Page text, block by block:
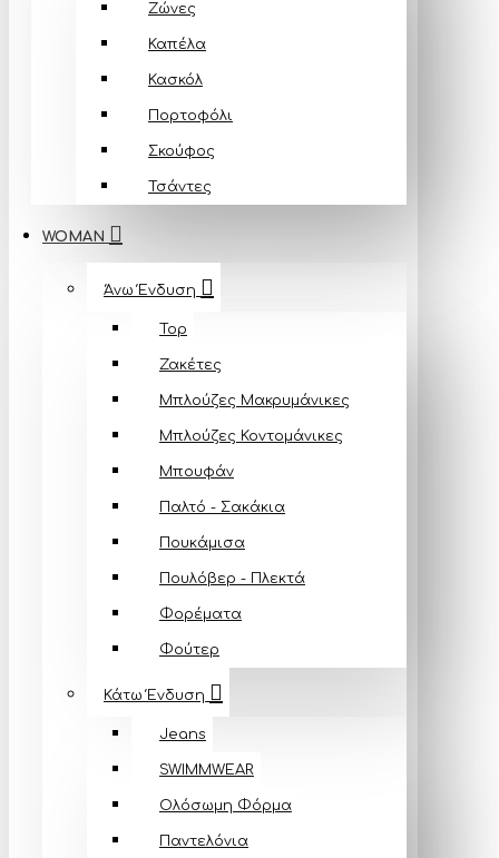
Ζώνες
Καπέλα
Κασκόλ
Πορτοφόλι
Σκούφος
Τσάντες
WOMAN
Άνω Ένδυση
Top
Ζακέτες
Μπλούζες Mακρυμάνικες
Μπλούζες Κοντομάνικες
Μπουφάν
Παλτό - Σακάκια
Πουκάμισα
Πουλόβερ - Πλεκτά
Φορέματα
Φούτερ
Κάτω Ένδυση
Jeans
SWIMMWEAR
Ολόσωμη Φόρμα
Παντελόνια